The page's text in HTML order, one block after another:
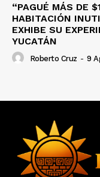
“PAGUÉ MÁS DE
HABITACIÓN
EXHIBE SU
YUCATÁN
Roberto Cruz - 9